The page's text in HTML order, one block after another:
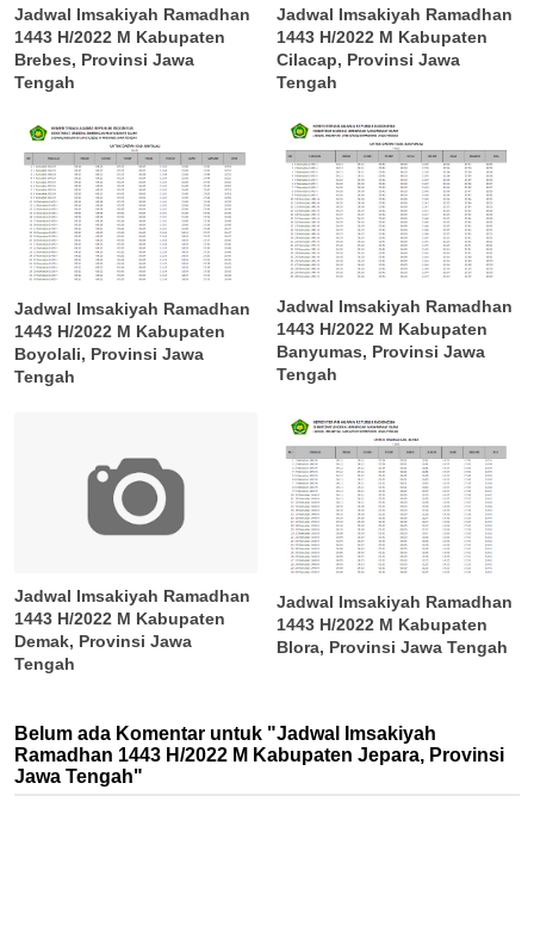
Jadwal Imsakiyah Ramadhan
1443 H/2022 M Kabupaten
Brebes, Provinsi Jawa
Tengah
Jadwal Imsakiyah Ramadhan
1443 H/2022 M Kabupaten
Cilacap, Provinsi Jawa
Tengah
Jadwal Imsakiyah Ramadhan
1443 H/2022 M Kabupaten
Boyolali, Provinsi Jawa
Tengah
Jadwal Imsakiyah Ramadhan
1443 H/2022 M Kabupaten
Banyumas, Provinsi Jawa
Tengah
Jadwal Imsakiyah Ramadhan
1443 H/2022 M Kabupaten
Demak, Provinsi Jawa
Tengah
Jadwal Imsakiyah Ramadhan
1443 H/2022 M Kabupaten
Blora, Provinsi Jawa Tengah
Belum ada Komentar untuk "Jadwal Imsakiyah
Ramadhan 1443 H/2022 M Kabupaten Jepara, Provinsi
Jawa Tengah"